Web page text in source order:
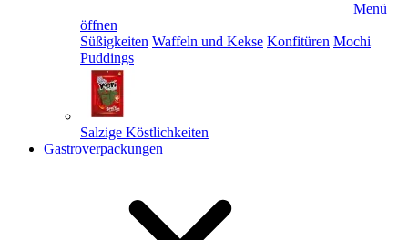
Menü
öffnen
Süßigkeiten Waffeln und Kekse Konfitüren Mochi
Puddings
Salzige Köstlichkeiten
Gastroverpackungen